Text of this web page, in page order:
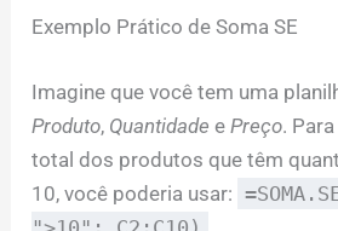
Exemplo Prático de Soma SE
Imagine que você tem uma
Produto, Quantidade ePreço.
total dos produtos que têm
10, você poderia usar: